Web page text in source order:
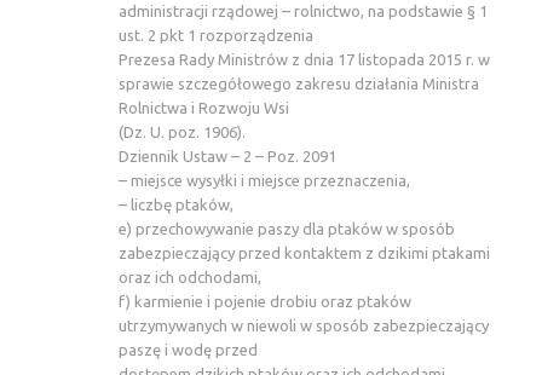
administracji rządowej – rolnictwo, na podstawie § 1
ust. 2 pkt 1 rozporządzenia
Prezesa Rady Ministrów z dnia 17 listopada 2015 r. w
sprawie szczegółowego zakresu działania Ministra
Rolnictwa i Rozwoju Wsi
(Dz. U. poz. 1906).
Dziennik Ustaw – 2 – Poz. 2091
– miejsce wysyłki i miejsce przeznaczenia,
– liczbę ptaków,
e) przechowywanie paszy dla ptaków w sposób
zabezpieczający przed kontaktem z dzikimi ptakami
oraz ich odchodami,
f) karmienie i pojenie drobiu oraz ptaków
utrzymywanych w niewoli w sposób zabezpieczający
paszę i wodę przed